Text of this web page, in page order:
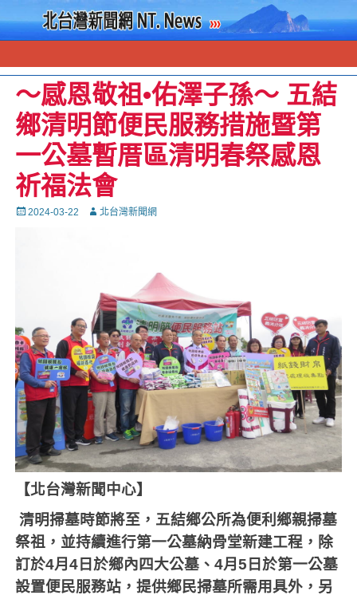
～感恩敬祖•佑澤子孫～ 五結
鄉清明節便民服務措施暨第
一公墓暫厝區清明春祭感恩
祈福法會
Posted
2024-03-22 Autor北台灣新聞網
【北台灣新聞中心】
清明掃墓時節將至，五結鄉公所為便利鄉親掃墓
祭祖，並持續進行第一公墓納骨堂新建工程，除
訂於4月4 日於鄉內四大公墓、4月5 日於第一公墓
設置便民服務站，提供鄉民掃墓所需用具外，另